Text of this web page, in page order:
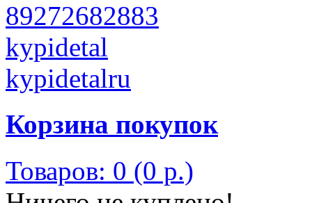
89272682883
kypidetal
kypidetalru
Корзина покупок
Товаров: 0 (0 р.)